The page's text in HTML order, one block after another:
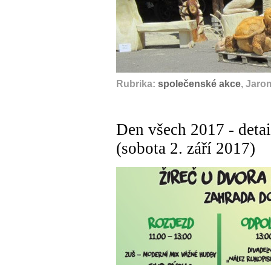
Rubrika: společenské akce,
Den všech 2017 -
(sobota 2. září 2017)